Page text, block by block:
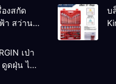
ท
องสกัด
า สว่าน
รุ่น MT2926A
บ
เป่า
ดฝุ่น ไร้